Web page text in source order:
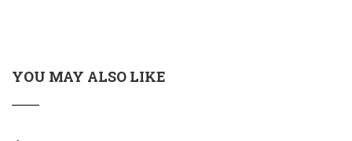
YOU MAY ALSO LIKE